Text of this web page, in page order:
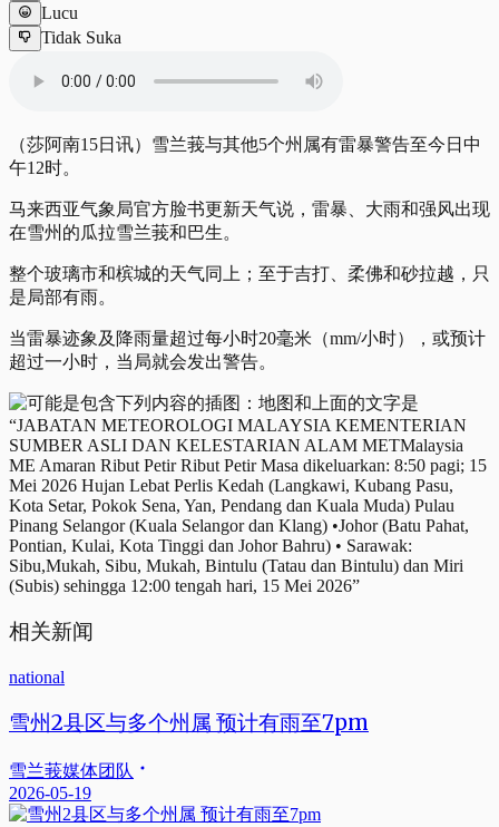
Lucu
Tidak Suka
（莎阿南15日讯）雪兰莪与其他5个州属有雷暴警告至今日中
午12时。
马来西亚气象局官方脸书更新天气说，雷暴、大雨和强风出现
在雪州的瓜拉雪兰莪和巴生。
整个玻璃市和槟城的天气同上；至于吉打、柔佛和砂拉越，只
是局部有雨。
当雷暴迹象及降雨量超过每小时20毫米（mm/小时），或预计
超过一小时，当局就会发出警告。
相关新闻
national
雪州2县区与多个州属 预计有雨至7pm
雪兰莪媒体团队
2026-05-19